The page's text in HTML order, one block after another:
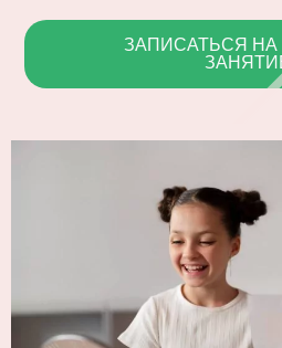
ЗАПИСАТЬСЯ